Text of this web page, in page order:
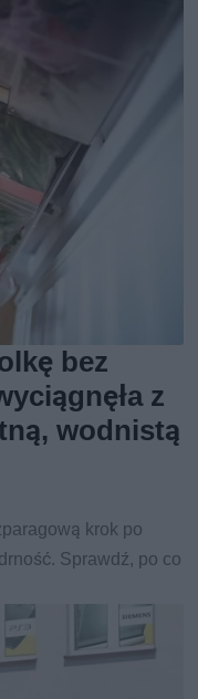
bez
z
wodnistą
krok po
Sprawdź, po co